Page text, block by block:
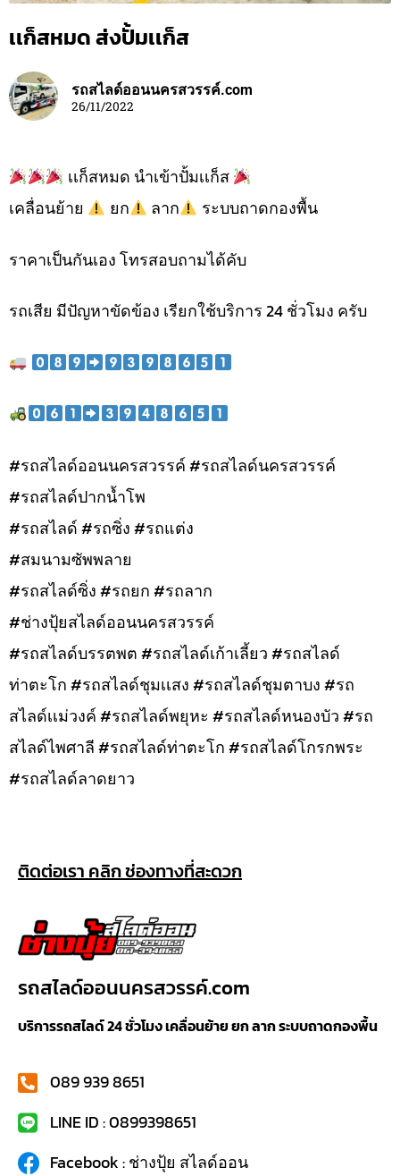
เเก็สหมด ส่งปั้มเเก็ส
รถสไลด์ออนนครสวรรค์.com
26/11/2022
เเก็สหมด นำเข้าปั้มเเก็ส
เคลื่อนย้าย
ยก ลาก ระบบถาดกองพื้น
ราคาเป็นกันเอง โทรสอบถามได้คับ
รถเสีย มีปัญหาขัดข้อง เรียกใช้บริการ 24 ชั่วโมง ครับ
#รถสไลด์ออนนครสวรรค์ #รถสไลด์นครสวรรค์
#รถสไลด์ปากน้ำโพ
#รถสไลด์ #รถซิ่ง #รถแต่ง
#สมนามซัพพลาย
#รถสไลด์ซิ่ง #รถยก #รถลาก
#ช่างปุ้ยสไลด์ออนนครสวรรค์
#รถสไลด์บรรตพต #รถสไลด์เก้าเลี้ยว #รถสไลด์
ท่าตะโก #รถสไลด์ชุมเเสง #รถสไลด์ชุมตาบง #รถ
สไลด์เเม่วงค์ #รถสไลด์พยุหะ #รถสไลด์หนองบัว #รถ
สไลด์ไพศาลี #รถสไลด์ท่าตะโก #รถสไลด์โกรกพระ
#รถสไลด์ลาดยาว
ติดต่อเรา คลิก ช่องทางที่สะดวก
รถสไลด์ออนนครสวรรค์.com
บริการรถสไลด์ 24 ชั่วโมง เคลื่อนย้าย ยก ลาก ระบบถาดกองพื้น
089 939 8651
LINE ID : 0899398651
Facebook : ช่างปุ้ย สไลด์ออน